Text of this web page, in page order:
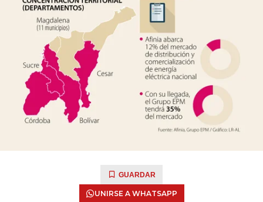
GUARDAR
UNIRSE A WHATSAPP